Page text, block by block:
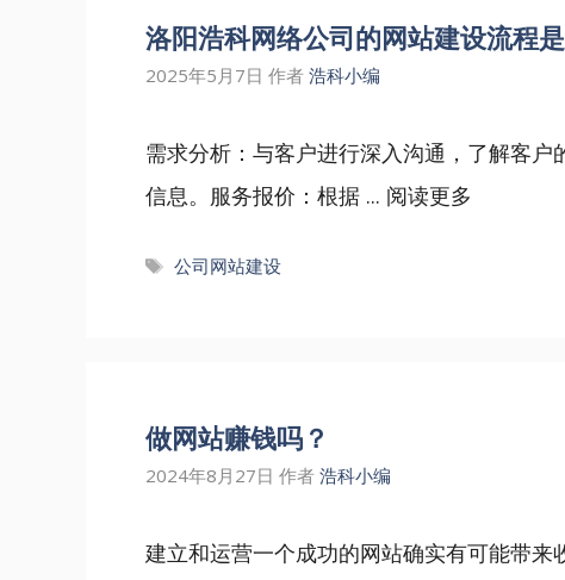
洛阳浩科网络公司的网站建设流程
2025年5月7日 作者 浩科小编
需求分析：与客户进行深入沟通，了解客
信息。服务报价：根据 ... 阅读更多
标
公司网站建设
做网站赚钱吗？
2024年8月27日 作者 浩科小编
建立和运营一个成功的网站确实有可能带